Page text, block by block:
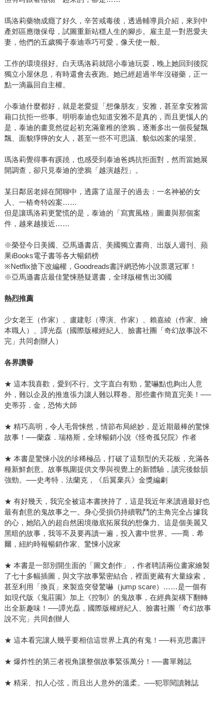
瑪洛莉藥物成癮了好久，辛苦戒毒後，透過輔導員介紹，來到中
產郊區應徵保母，試圖重新站穩人生的腳步。雇主是一對恩愛夫
妻，他們的五歲獨子泰迪乖巧可愛，像天使一般。
工作的環境很好。白天瑪洛莉就陪小泰迪玩耍，晚上她回到後院
獨立小屋休息，有時還會去夜跑。她已經超過半年沒碰藥，正一
點一滴贏回自主權。
小泰迪什麼都好，就是老愛提「想像朋友」安雅，甚至拿安雅當
藉口抗拒一些事。明明泰迪也知道安雅不是真的，而且更惱人的
是，泰迪的畫竟然從起初充滿童稚的塗鴉，逐漸多出一個長髮飄
飄、面貌猙獰的女人，甚至一些不可思議、貌似凶案的場景。
瑪洛莉覺得事有蹊蹺，也感受到泰迪爸媽抗拒面對，然而當她展
開調查，卻只見泰迪的塗鴉「越演越烈」。
某日鄰居老婦在閒聊中，透露了這屋子的過去：一名神祕的女
人、一樁奇特凶案……
但是讓瑪洛莉更驚慌的是，泰迪的「寫實風格」圖畫與那個案
件，越來越接近……
※榮登今日美國、亞馬遜書店、美國獨立書商、出版人週刊、蘋
果iBooks電子書等各大暢銷榜
※Netflix搶下改編權，Goodreads書評網恐怖小說票選冠軍！
※亞馬遜書店最佳驚悚懸疑選書，全球版權售出30國
熱烈推薦
少女老王（作家）、盧建彰（導演、作家）、賴嘉綾（作家、繪
本職人）、譚光磊（國際版權經紀人、臉書社團「奇幻故事說不
完」共同創辦人）
各界讚譽
★ 這本我喜歡，愛到不行。文字直白有勁，驚嚇點也夠出人意
外，難以企及的推進張力讓人難以釋卷。那些畫作簡直完美！──
史蒂芬．金，恐怖大師
★ 精巧高明，令人毛骨悚然，情節布局絕妙，是近期最棒的驚悚
故事！──蘭森．瑞格斯，全球暢銷小說《怪奇孤兒院》作者
★ 本書是驚悚小說的珍稀極品，打破了這類型的天花板，充滿各
種新鮮創意。故事氛圍提供文學與視覺上的新體驗，讀完後餘韻
強勁。──史考特．法蘭克，《后翼棄兵》金獎編劇
★ 有好幾天，我完全被這本書挾持了，這是我近年來讀過最好也
最有創意的鬼故事之一。身心受損仍持續戰鬥的主角完全占據我
的心，她陷入的超自然困境徹底拓展我的想像力。這是個美麗又
黑暗的故事，我等不及要再讀一遍，投入書中世界。──喬．希
爾，紐約時報暢銷作家、驚悚小說家
★ 本書是一部別開生面的「圖文創作」，作者聘請兩位畫家繪製
了七十多幅插圖，與文字故事緊密結合，裡面更藏有大量線索，
甚至利用「換頁」來製造突發驚嚇（jump scare）……是一個有
如現代版《鬼莊園》加上《控制》的鬼故事，在經典架構下翻轉
出全新趣味！──譚光磊，國際版權經紀人、臉書社團「奇幻故事
說不完」共同創辦人
★ 這本看完讓人幾乎要相信這世界上真的有鬼！──科克思書評
★ 爆炸性的第三者視角讓整個故事緊張萬分！──書單雜誌
★ 精采、扣人心弦，而且出人意外的溫柔。──犯罪閱讀雜誌